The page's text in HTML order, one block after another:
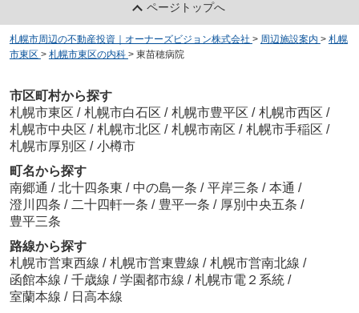
ページトップへ
札幌市周辺の不動産投資｜オーナーズビジョン株式会社 > 周辺施設案内 > 札幌
市東区 > 札幌市東区の内科 > 東苗穂病院
市区町村から探す
札幌市東区 / 札幌市白石区 / 札幌市豊平区 / 札幌市西区 /
札幌市中央区 / 札幌市北区 / 札幌市南区 / 札幌市手稲区 /
札幌市厚別区 / 小樽市
町名から探す
南郷通 / 北十四条東 / 中の島一条 / 平岸三条 / 本通 /
澄川四条 / 二十四軒一条 / 豊平一条 / 厚別中央五条 /
豊平三条
路線から探す
札幌市営東西線 / 札幌市営東豊線 / 札幌市営南北線 /
函館本線 / 千歳線 / 学園都市線 / 札幌市電２系統 /
室蘭本線 / 日高本線